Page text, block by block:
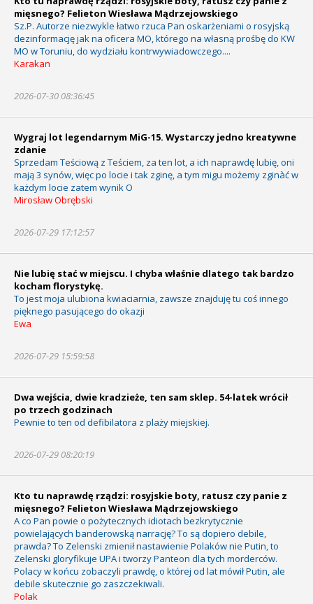
mięsnego? Felieton Wiesława Mądrzejowskiego
Sz.P. Autorze niezwykle łatwo rzuca Pan oskarżeniami o rosyjską
dezinformację jak na oficera MO, którego na własną prośbę do KW
MO w Toruniu, do wydziału kontrwywiadowczego....
Karakan
2026-07-30 08:36:45
Wygraj lot legendarnym MiG-15. Wystarczy jedno kreatywne
zdanie
Sprzedam Teściową z Teściem, za ten lot, a ich naprawdę lubię, oni
mają 3 synów, więc po locie i tak zginę, a tym migu możemy zginàć w
każdym locie zatem wynik O
Mirosław Obrębski
2026-07-29 17:12:57
Nie lubię stać w miejscu. I chyba właśnie dlatego tak bardzo
kocham florystykę.
To jest moja ulubiona kwiaciarnia, zawsze znajduję tu coś innego
pięknego pasującego do okazji
Ewa
2026-07-29 15:59:58
Dwa wejścia, dwie kradzieże, ten sam sklep. 54-latek wrócił
po trzech godzinach
Pewnie to ten od defibilatora z plaży miejskiej.
2026-07-29 08:20:19
Kto tu naprawdę rządzi: rosyjskie boty, ratusz czy panie z
mięsnego? Felieton Wiesława Mądrzejowskiego
A co Pan powie o pożytecznych idiotach bezkrytycznie
powielających banderowską narrację? To są dopiero debile,
prawda? To Zelenski zmienił nastawienie Polaków nie Putin, to
Zelenski gloryfikuje UPA i tworzy Panteon dla tych morderców.
Polacy w końcu zobaczyli prawdę, o której od lat mówił Putin, ale
debile skutecznie go zaszczekiwali.
Polak